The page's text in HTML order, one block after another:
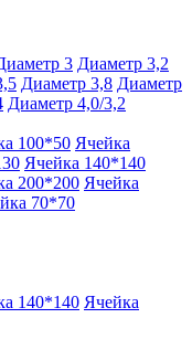
3 Диаметр 3,2
Диаметр 3,8 Диаметр
Диаметр 4,0/3,2
100*50 Ячейка
Ячейка 140*140
200*200 Ячейка
70*70
140*140 Ячейка